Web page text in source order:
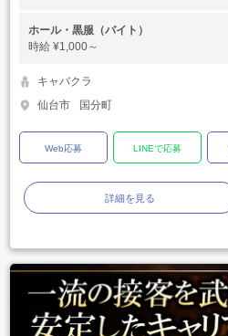
ホール・黒服（バイト）
時給 ¥1,000～
キャバクラ
仙台市
国分町
Web応募 LINEで応募
詳細を見る